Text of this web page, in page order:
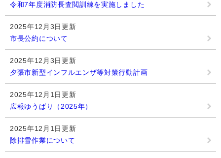
令和7年度消防長査閲訓練を実施しました
2025年12月3日更新
市長公約について
2025年12月3日更新
夕張市新型インフルエンザ等対策行動計画
2025年12月1日更新
広報ゆうばり（2025年）
2025年12月1日更新
除排雪作業について